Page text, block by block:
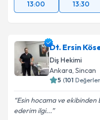
13:00
13:30
Dt. Ersin
Diş Hekimi
Ankara, Sincan
5 (101
Esin hocama ve ekibinden
ederim ilgi...